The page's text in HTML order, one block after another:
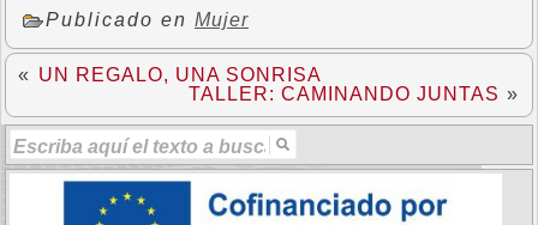
Publicado en Mujer
« UN REGALO, UNA SONRISA
TALLER: CAMINANDO JUNTAS »